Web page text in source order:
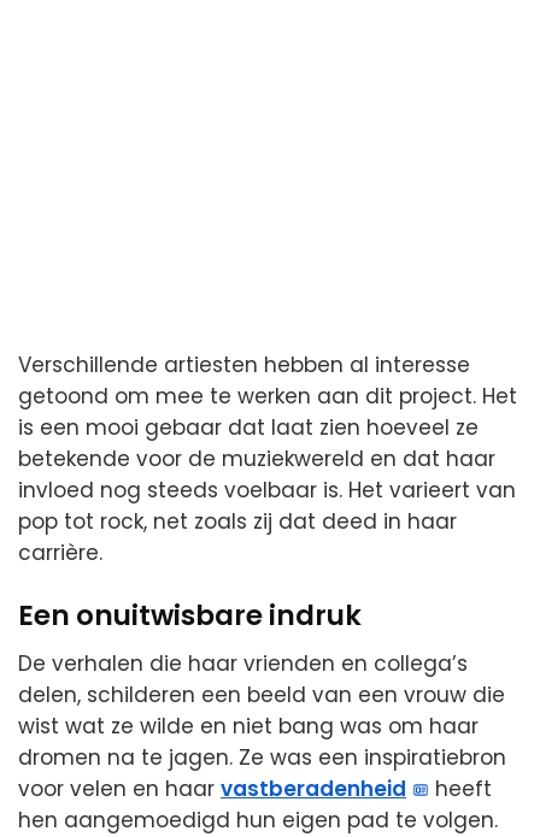
Verschillende artiesten hebben al interesse
getoond om mee te werken aan dit project. Het
is een mooi gebaar dat laat zien hoeveel ze
betekende voor de muziekwereld en dat haar
invloed nog steeds voelbaar is. Het varieert van
pop tot rock, net zoals zij dat deed in haar
carrière.
Een onuitwisbare indruk
De verhalen die haar vrienden en collega’s
delen, schilderen een beeld van een vrouw die
wist wat ze wilde en niet bang was om haar
dromen na te jagen. Ze was een inspiratiebron
voor velen en haar vastberadenheid
heeft
hen aangemoedigd hun eigen pad te volgen.